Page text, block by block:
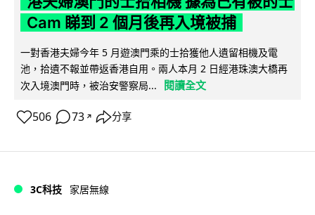
Cam 睇到 2 個月後再入境被捕
一對香港夫婦今年 5 月遊澳門乘的士拾獲他人遺留相機及電
池，拾遺不報並帶返香港自用。兩人本月 2 日經港珠澳大橋再
次入境澳門時，被治安警察局...
閱讀全文
506 73 ↗ 分享
3C科技 家居無線